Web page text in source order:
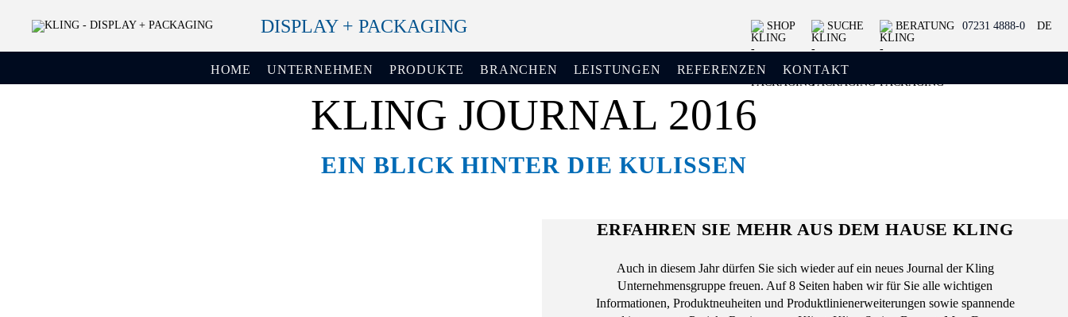
DISPLAY + PACKAGING SHOP SUCHE BERATUNG 07231 4888-0 DE
HOME UNTERNEHMEN PRODUKTE BRANCHEN LEISTUNGEN REFERENZEN KONTAKT
KLING JOURNAL 2016
EIN BLICK HINTER DIE KULISSEN
ERFAHREN SIE MEHR AUS DEM HAUSE KLING
Auch in diesem Jahr dürfen Sie sich wieder auf ein neues Journal der Kling
Unternehmensgruppe freuen. Auf 8 Seiten haben wir für Sie alle wichtigen
Informationen, Produktneuheiten und Produktlinienerweiterungen sowie spannende